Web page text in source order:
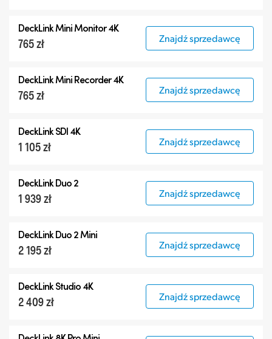
DeckLink Mini Monitor 4K
765 zł Znajdź sprzedawcę
DeckLink Mini Recorder 4K
765 zł Znajdź sprzedawcę
DeckLink SDI 4K
1 105 zł Znajdź sprzedawcę
DeckLink Duo 2
1 939 zł Znajdź sprzedawcę
DeckLink Duo 2 Mini
2 195 zł Znajdź sprzedawcę
DeckLink Studio 4K
2 409 zł Znajdź sprzedawcę